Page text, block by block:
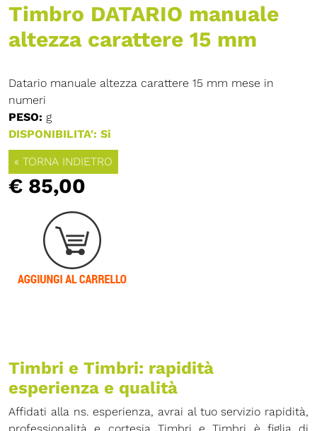
Timbro DATARIO manuale
altezza carattere 15 mm
Datario manuale altezza carattere 15 mm mese in
numeri
PESO: g
DISPONIBILITA': Si
« TORNA INDIETRO
€ 85,00
Timbri e Timbri: rapidità
esperienza e qualità
Affidati alla ns. esperienza, avrai al tuo servizio rapidità,
professionalità e cortesia Timbri e Timbri è figlia di